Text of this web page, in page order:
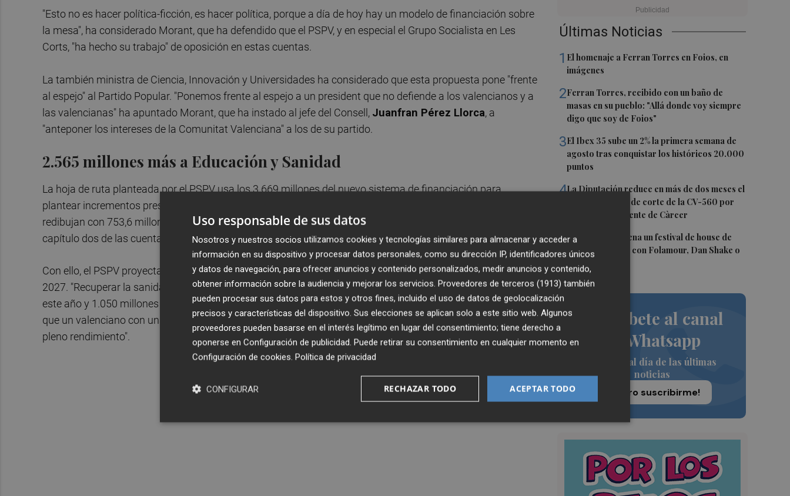
Últimas Noticias
1 El homenaje a Ferran Torres en Foios, en
imágenes
2Ferran Torres, recibido con un baño de
masas en su pueblo: "Allá donde voy siempre
digo que soy de Foios"
3El Ibex 35 sube un 2% la primera semana de
agosto tras conquistar los históricos 20.000
puntos
4La Diputación reduce en más de dos meses el
tiempo previsto de corte de la CV-560 por
las obras del puente de Càrcer
5Roig Arena estrena un festival de house de
más de 10 horas con Folamour, Dan Shake o
The Basement
Suscríbete al canal
de Whatsapp
Siempre al día de las últimas
noticias
¡Quiero suscribirme!
"Esto no es hacer política-ficción, es hacer política, porque a día de hoy hay un modelo de financiación sobre
la mesa", ha considerado Morant, que ha defendido que el PSPV, y en especial el Grupo Socialista en Les
Corts, "ha hecho su trabajo" de oposición en estas cuentas.
La también ministra de Ciencia, Innovación y Universidades ha considerado que esta propuesta pone "frente
al espejo" al Partido Popular. "Ponemos frente al espejo a un president que no defiende a los valencianos y a
las valencianas" ha apuntado Morant, que ha instado al jefe del Consell, Juanfran Pérez Llorca, a
"anteponer los intereses de la Comunitat Valenciana" a los de su partido.
2.565 millones más a Educación y Sanidad
La hoja de ruta planteada por el PSPV usa los 3.669 millones del nuevo sistema de financiación para
plantear incrementos presupuestarios en las cuentas de 2027. Mientras que las del ejercicio 2026 se
redibujan con 753,6 millones que se obtienen tras recortar "una serie de cuestiones" presupuestadas en el
capítulo dos de las cuentas, es decir, en los gastos de funcionamiento de las consellerias.
Con ello, el PSPV proyecta 2.565 millones de euros más en la educación y sanidad valenciana entre 2026 y
2027. "Recuperar la sanidad pública es invertir 204 millones de euros más de lo que va a invertir el Consell
este año y 1.050 millones más el siguiente ejercicio", ha señalado Morant antes de añadir: "No es admisible
que un valenciano con una afección grave espere un mes para operarse, vamos a poner los quirófanos a
pleno rendimiento".
Uso responsable de sus datos
Nosotros y nuestros socios utilizamos cookies y tecnologías similares para almacenar y acceder a
información en su dispositivo y procesar datos personales, como su dirección IP, identificadores únicos
y datos de navegación, para ofrecer anuncios y contenido personalizados, medir anuncios y contenido,
obtener información sobre la audiencia y mejorar los servicios. Proveedores de terceros (1913) también
pueden procesar sus datos para estos y otros fines, incluido el uso de datos de geolocalización
precisos y características del dispositivo. Sus elecciones se aplican solo a este sitio web. Algunos
proveedores pueden basarse en el interés legítimo en lugar del consentimiento; tiene derecho a
oponerse en Configuración de publicidad. Puede retirar su consentimiento en cualquier momento en
Configuración de cookies. Política de privacidad
ACEPTAR TODO
RECHAZAR TODO
CONFIGURAR